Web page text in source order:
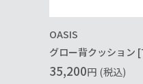
OASIS
グロー背クッション
35,200円 (税込)